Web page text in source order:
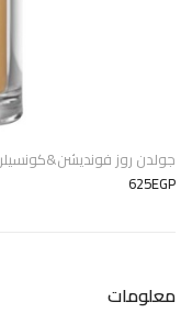
جولدن روز فونديشن&كونسيلر 18
625EGP
معلومات